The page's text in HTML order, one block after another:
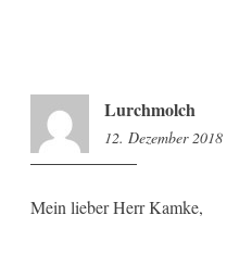
Lurchmolch
12. Dezember 2018
Mein lieber Herr Kamke,